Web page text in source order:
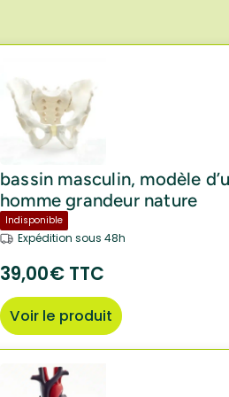
bassin masculin, modèle
homme grandeur nature
Indisponible
Expédition sous 48h
39,00€ TTC
Voir le produit